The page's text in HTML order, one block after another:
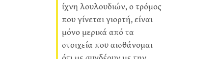
ίχνη λουλουδιών, ο τρόμος
που γίνεται γιορτή, είναι
μόνο μερικά από τα
στοιχεία που αισθάνομαι